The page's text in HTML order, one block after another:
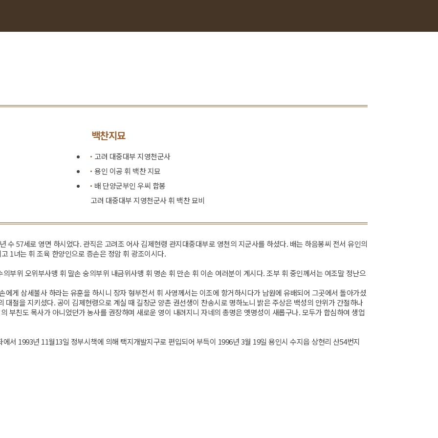
백찬지묘
고려 대중대부 지영천군사
용인 이공 휘 백찬 지묘
배 단양군부인 우씨 합봉
고려 대중대부 지영천군사 휘 백찬 묘비
수 57세로 영면 하시었다. 관직은 고려조 어사 김제현령 관지대중대부로 영천의 지군사를 하셨다. 배는 하음봉씨 전서 유인의
1녀는 휘 조육 한양인으로 증손은 정암 휘 광조이시다.
부위 오위부사맹 휘 말손 숭의부위 내금위사맹 휘 명손 휘 만손 휘 이손 여러분이 계시다. 조부 휘 중인께서는 여조말 정난으
게 삼세불사 하라는 유훈을 하시니 장자 형부전서 휘 사영께서는 이조에 항거하시다가 남원에 유배되어 그곳에서 돌아가셨
절을 지키셨다. 공이 김제현령으로 계실 때 길창군 양촌 권선생이 찬송시로 명하노니 밝은 주상은 백성의 안위가 간절하나
부친도 목사가 아니었던가 농사를 권장하며 새로운 영이 내려지니 자네의 총명은 옛명성이 새롭구나. 모두가 합심하여 생업
서 1993년 11월13일 정부시책에 의해 택지개발지구로 편입되어 부득이 1996년 3월 19일 용인시 수지읍 상현리 산54번지